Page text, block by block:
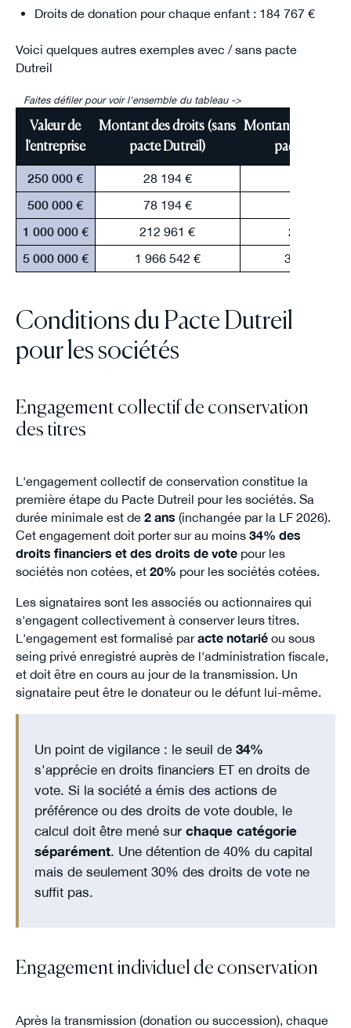
Droits de donation pour chaque enfant : 184 767 €
Voici quelques autres exemples avec / sans pacte
Dutreil
Valeur de
l'entreprise
Montant des droits (sans
pacte Dutreil)
Montant des droits
pacte Dutreil)
250 000 € 28 194 €
500 000 €
78 194 €
1 000 000 €
212 961 €
28 194 €
5 000 000 €
1 966 542 € 311 826 €
Faites défiler pour voir l'ensemble du tableau ->
Conditions du Pacte Dutreil
pour les sociétés
Engagement collectif de conservation
des titres
L'engagement collectif de conservation constitue la
première étape du Pacte Dutreil pour les sociétés. Sa
durée minimale est de 2 ans (inchangée par la LF 2026).
Cet engagement doit porter sur au moins 34% des
droits financiers et des droits de votepour les
sociétés non cotées, et 20% pour les sociétés cotées.
Les signataires sont les associés ou actionnaires qui
s'engagent collectivement à conserver leurs titres.
L'engagement est formalisé paracte notariéou sous
seing privé enregistré auprès de l'administration fiscale,
et doit être en cours au jour de la transmission. Un
signataire peut être le donateur ou le défunt lui-même.
Un point de vigilance : le seuil de 34%
s'apprécie en droits financiers ET en droits de
vote. Si la société a émis des actions de
préférence ou des droits de vote double, le
calcul doit être mené sur chaque catégorie
séparément. Une détention de 40% du capital
mais de seulement 30% des droits de vote ne
suffit pas.
Engagement individuel de conservation
Après la transmission (donation ou succession), chaque